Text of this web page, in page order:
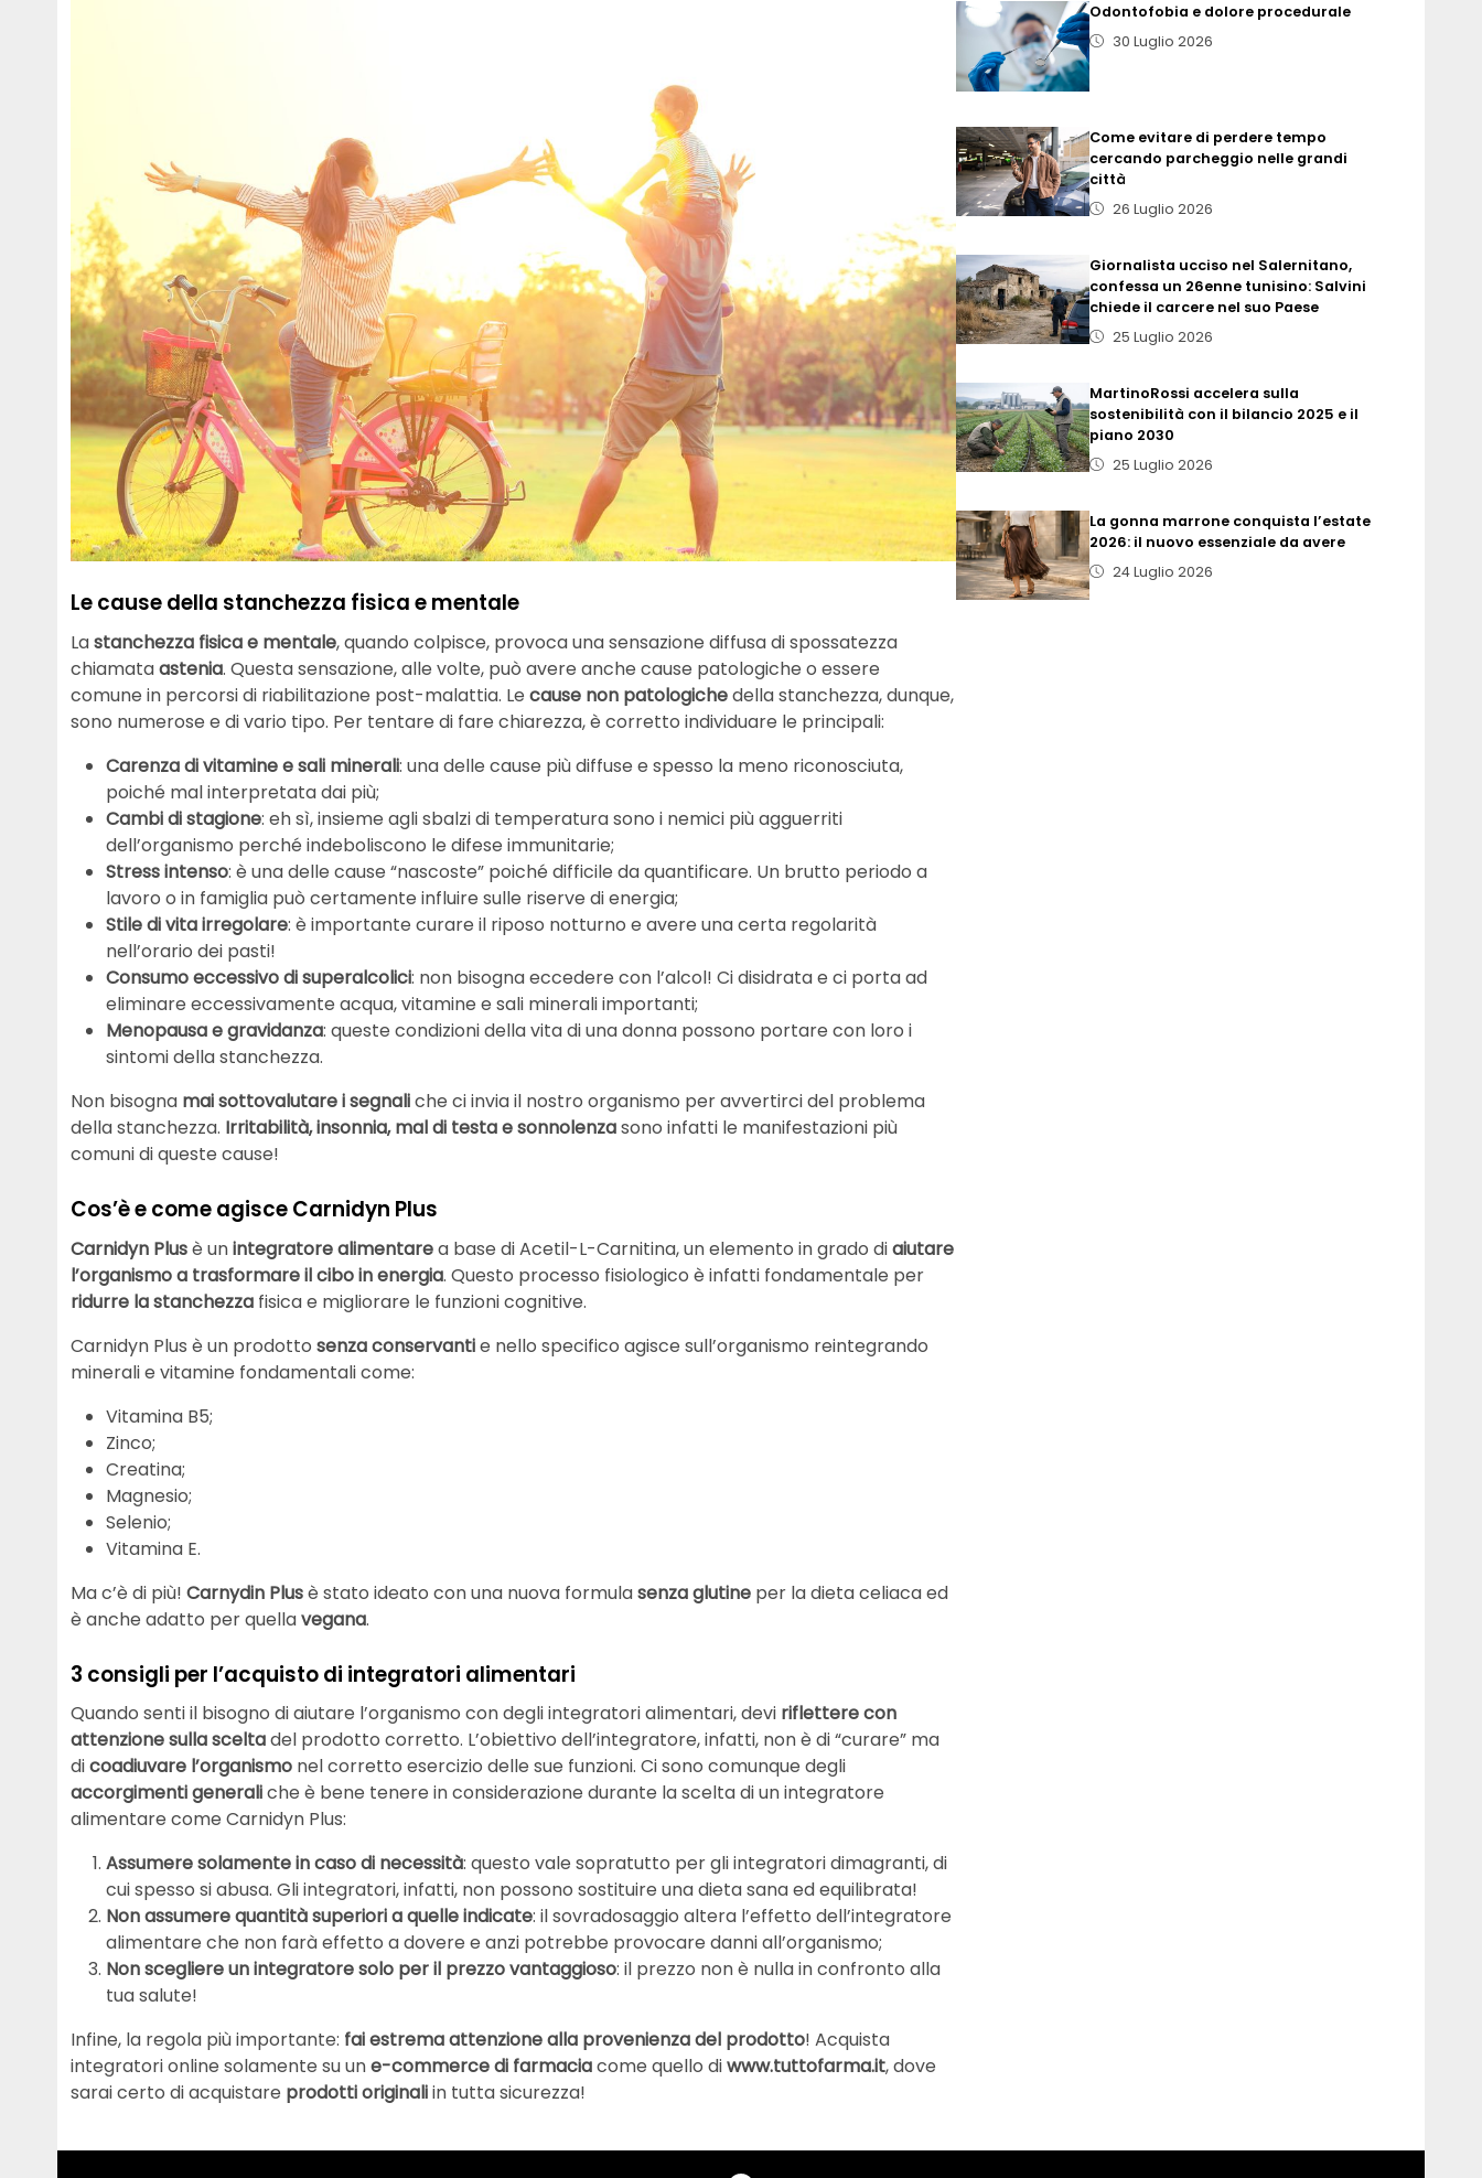
Le cause della stanchezza fisica e mentale
Lastanchezza fisica e mentale, quando colpisce, provoca una sensazione diffusa di spossatezza
chiamataastenia. Questa sensazione, alle volte, può avere anche cause patologiche o essere
comune in percorsi di riabilitazione post-malattia. Le cause non patologichedella stanchezza, dunque,
sono numerose e di vario tipo. Per tentare di fare chiarezza, è corretto individuare le principali:
Carenza di vitamine e sali minerali: una delle cause più diffuse e spesso la meno riconosciuta,
poiché mal interpretata dai più;
Cambi di stagione: eh sì, insieme agli sbalzi di temperatura sono i nemici più agguerriti
dell’organismo perché indeboliscono le difese immunitarie;
Stress intenso: è una delle cause “nascoste” poiché difficile da quantificare. Un brutto periodo a
lavoro o in famiglia può certamente influire sulle riserve di energia;
Stile di vita irregolare: è importante curare il riposo notturno e avere una certa regolarità
nell’orario dei pasti!
Consumo eccessivo di superalcolici: non bisogna eccedere con l’alcol! Ci disidrata e ci porta ad
eliminare eccessivamente acqua, vitamine e sali minerali importanti;
Menopausa e gravidanza: queste condizioni della vita di una donna possono portare con loro i
sintomi della stanchezza.
Non bisogna mai sottovalutare i segnaliche ci invia il nostro organismo per avvertirci del problema
della stanchezza. Irritabilità, insonnia, mal di testa e sonnolenzasono infatti le manifestazioni più
comuni di queste cause!
Cos’è e come agisce Carnidyn Plus
Carnidyn Plusè unintegratorealimentarea base di Acetil-L-Carnitina, un elemento in grado diaiutare
l’organismo a trasformare il cibo in energia. Questo processo fisiologico è infatti fondamentale per
ridurre la stanchezza fisica e migliorare le funzioni cognitive.
Carnidyn Plus è un prodotto senzaconservantie nello specifico agisce sull’organismo reintegrando
minerali e vitamine fondamentali come:
Vitamina B5;
Zinco;
Creatina;
Magnesio;
Selenio;
Vitamina E.
Ma c’è di più! Carnydin Plusè stato ideato con una nuova formulasenzaglutine per la dieta celiaca ed
è anche adatto per quellavegana.
3 consigli per l’acquisto di integratori alimentari
Quando senti il bisogno di aiutare l’organismo con degli integratori alimentari, devi riflettere con
attenzione sulla sceltadel prodotto corretto. L’obiettivo dell’integratore, infatti, non è di “curare” ma
dicoadiuvare l’organismo nel corretto esercizio delle sue funzioni. Ci sono comunque degli
accorgimenti generaliche è bene tenere in considerazione durante la scelta di un integratore
alimentare come Carnidyn Plus:
Assumere solamente in caso di necessità: questo vale sopratutto per gli integratori dimagranti, di
cui spesso si abusa. Gli integratori, infatti, non possono sostituire una dieta sana ed equilibrata!
Non assumere quantità superiori a quelle indicate: il sovradosaggio altera l’effetto dell’integratore
alimentare che non farà effetto a dovere e anzi potrebbe provocare danni all’organismo;
Non scegliere un integratore solo per il prezzo vantaggioso: il prezzo non è nulla in confronto alla
tua salute!
Infine, la regola più importante: fai estrema attenzione alla provenienza del prodotto! Acquista
integratori online solamente su une-commerce di farmaciacome quello diwww.tuttofarma.it, dove
sarai certo di acquistare prodottioriginaliin tutta sicurezza!
Odontofobia e dolore procedurale
30 Luglio 2026
Come evitare di perdere tempo
cercando parcheggio nelle grandi
città
26 Luglio 2026
Giornalista ucciso nel Salernitano,
confessa un 26enne tunisino: Salvini
chiede il carcere nel suo Paese
25 Luglio 2026
MartinoRossi accelera sulla
sostenibilità con il bilancio 2025 e il
piano 2030
25 Luglio 2026
La gonna marrone conquista l’estate
2026: il nuovo essenziale da avere
24 Luglio 2026